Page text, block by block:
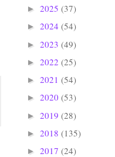
► 2025 (37)
► 2024 (54)
► 2023 (49)
► 2022 (25)
► 2021 (54)
► 2020 (53)
► 2019 (28)
► 2018 (135)
► 2017 (24)